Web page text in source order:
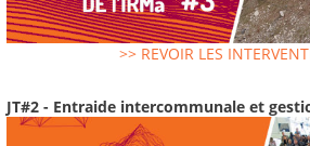
>> REVOIR LES
JT#2 - Entraide intercommunale et